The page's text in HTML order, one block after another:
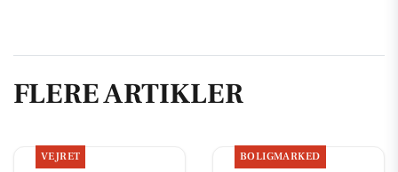
FLERE ARTIKLER
VEJRET BOLIGMARKED